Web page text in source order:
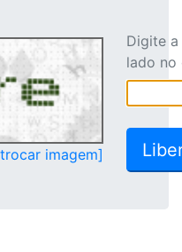
imagem]
Digite
lado no